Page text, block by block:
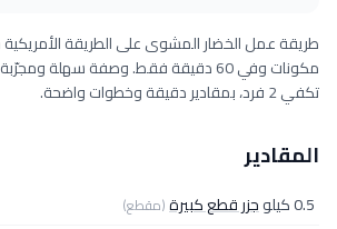
مكونات وفي 60 دقيقة فقط. وصفة سهلة
تكفي 2 فرد، بمقادير دقيقة وخطوات واضحة.
المقادير
0.5 كيلو جزر قطع كبيرة(مقطع)